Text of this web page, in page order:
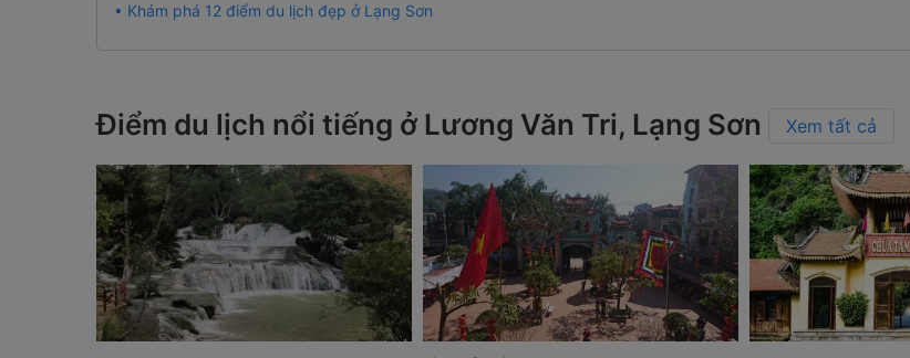
• Khám phá 12 điểm du lịch đẹp ở Lạng Sơn
Điểm du lịch nổi tiếng ở Lương Văn Tri, Lạng Sơn Xem tất cả